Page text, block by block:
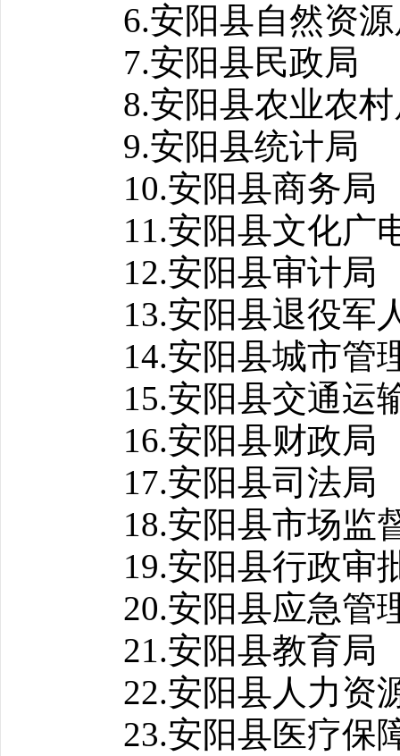
6.安阳县自然资源
7.安阳县民政局
8.安阳县农业农村
9.安阳县统计局
10.安阳县商务局
11.安阳县文化广
12.安阳县审计局
13.安阳县退役军
14.安阳县城市管理
15.安阳县交通运
16.安阳县财政局
17.安阳县司法局
18.安阳县市场监
19.安阳县行政审
20.安阳县应急管
21.安阳县教育局
22.安阳县人力资
23.安阳县医疗保